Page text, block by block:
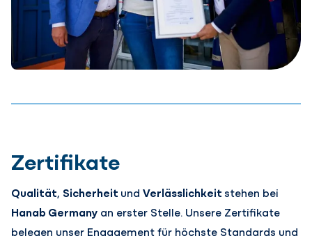
Zertifikate
Qualität, Sicherheit undVerlässlichkeit stehen bei
Hanab Germany an erster Stelle. Unsere Zertifikate
belegen unser Engagement für höchste Standards und